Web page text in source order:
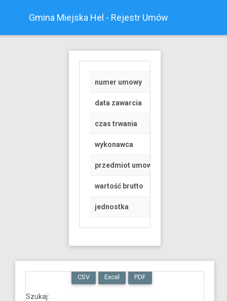
Gmina Miejska Hel - Rejestr Umów
numer umowy
data zawarcia
czas trwania
wykonawca
przedmiot umowy
wartość brutto
jednostka
CSV Excel PDF
Szukaj: